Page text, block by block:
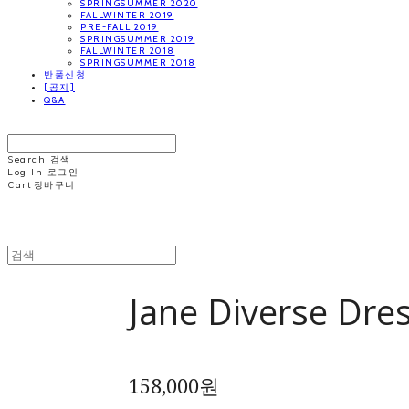
SPRINGSUMMER 2020
FALLWINTER 2019
PRE-FALL 2019
SPRINGSUMMER 2019
FALLWINTER 2018
SPRINGSUMMER 2018
반품신청
[공지]
Q&A
Search
검색
Log In
로그인
Cart 장바구니
Jane Diverse
158,000원